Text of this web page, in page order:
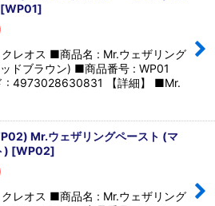
[WP01]
レオス ■商品名 : Mr.ウェザリング
ドブラウン) ■商品番号 : WP01
: 4973028630831 【詳細】 ■Mr.
Mr.ウェザリングペースト (マ
) [WP02]
レオス ■商品名 : Mr.ウェザリング